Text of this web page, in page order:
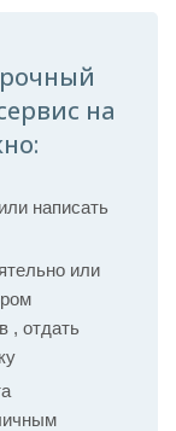
на
или написать
или
, отдать